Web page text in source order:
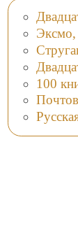
Эксмо,
100